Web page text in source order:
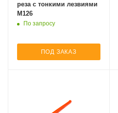
реза с тонкими лезвиями
M126
По запросу
ПОД ЗАКАЗ